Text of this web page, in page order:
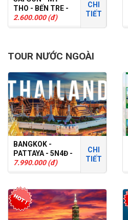
THO - BẾN TRE -
CÀN THƠ - 2N1D -
TOUR GHÉP
2.600.000 (đ)
CHI
TIẾT
TOUR NƯỚC NGOÀI
BANGKOK -
PATTAYA - 5N4Đ -
TOUR GHÉP
7.990.000 (đ)
CHI
TIẾT